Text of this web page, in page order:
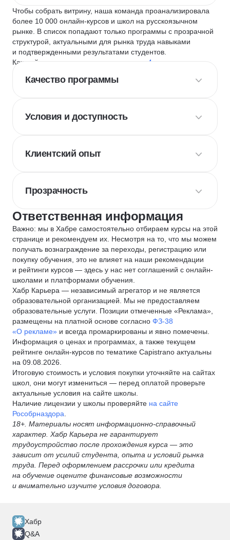
Чтобы собрать витрину, наша команда проанализировала
более 10 000 онлайн-курсов и школ на русскоязычном
рынке. В список попадают только программы с прозрачной
структурой, актуальными для рынка труда навыками
и подтвержденными результатами студентов.
Каждый курс и школу мы оцениваем по
4 критериям
Качество программы
Условия и доступность
Клиентский опыт
Прозрачность
Ответственная информация
Важно: мы в Хабре самостоятельно отбираем курсы на этой
странице и рекомендуем их. Несмотря на то, что мы можем
получать вознаграждение за переходы, регистрацию или
покупку обучения, это не влияет на наши рекомендации
и рейтинги курсов — здесь у нас нет соглашений с онлайн-
школами и платформами обучения.
Хабр Карьера — независимый агрегатор и не является
образовательной организацией. Мы не предоставляем
образовательные услуги. Позиции отмеченные «Реклама»,
размещены на платной основе согласно ФЗ-38
«О рекламе» и всегда промаркированы и явно помечены.
Информация о ценах и программах, а также текущем
рейтинге онлайн-курсов по тематике Capistrano актуальны
на 09.08.2026.
Итоговую стоимость и условия покупки уточняйте на сайтах
школ, они могут измениться — перед оплатой проверьте
актуальные условия на сайте школы.
Наличие лицензии у школы проверяйте на сайте
Рособрназдора
18+. Материалы носят информационно-справочный
характер. Хабр Карьера не гарантирует
трудоустройство после прохождения курса — это
зависит от усилий студента, опыта и условий рынка
труда. Перед оформлением рассрочки или кредита
на обучение оцените финансовые возможности
и внимательно изучите условия договора.
Хабр
Q&A